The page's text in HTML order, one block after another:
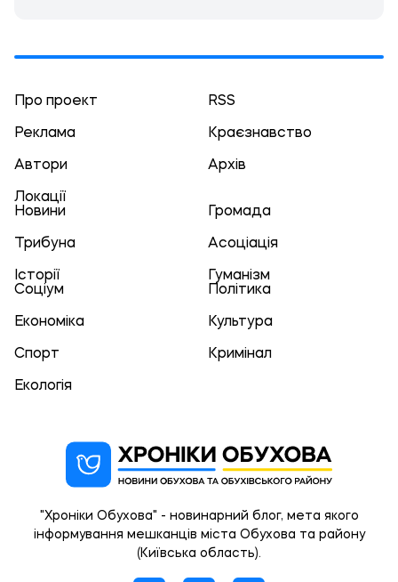
Про проект RSS
Реклама Краєзнавство
Автори Архів
Локації
Новини
Громада
Трибуна Асоціація
Історії
Гуманізм
Соціум
Політика
Економіка Культура
Спорт Кримінал
Екологія
"Хроніки Обухова" - новинарний блог, мета якого
інформування мешканців міста Обухова та району
(Київська область).